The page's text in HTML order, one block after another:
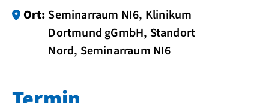
Ort: Seminarraum NI6, Klinikum
Dortmund gGmbH, Standort
Nord, Seminarraum NI6